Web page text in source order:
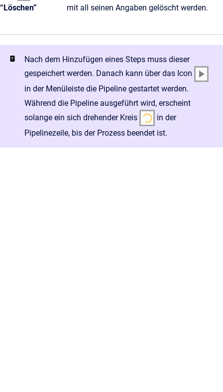
“Löschen”
mit all seinen Angaben gelöscht werden.
Nach dem Hinzufügen eines Steps muss dieser
gespeichert werden. Danach kann über das Icon
in der Menüleiste die Pipeline gestartet werden.
Während die Pipeline ausgeführt wird, erscheint
solange ein sich drehender Kreis
in der
Pipelinezeile, bis der Prozess beendet ist.